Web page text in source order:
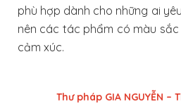
phù hợp dành cho những ai
nên các tác phẩm có màu
cảm xúc.
Thư pháp GIA NGUYỄN